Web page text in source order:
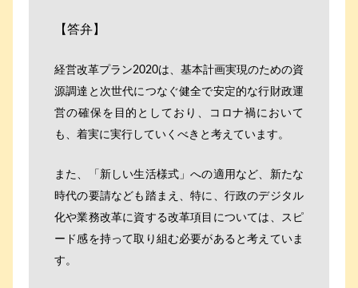
【答弁】
経営改革プラン2020は、基本計画実現のための資
源調達と次世代につなぐ健全で安定的な行財政運
営の確保を目的としており、コロナ禍において
も、着実に実行していくべきと考えています。
また、「新しい生活様式」への適用など、新たな
時代の要請なども踏まえ、特に、行政のデジタル
化や業務改革に資する改革項目については、スピ
ード感を持って取り組む必要があると考えていま
す。